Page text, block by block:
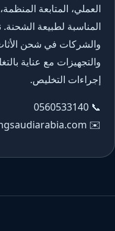
العملي، المتابعة
المناسبة لطبيعة الشحنة.
والشركات في شحن
والتجهيزات مع عناية
إجراءات التخليص.
📞
0560533140
✉️